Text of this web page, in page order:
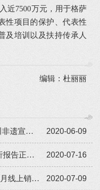
近7500万元，用于格萨
性项目的保护、代表性
及培训以及扶持传承人
编辑：杜丽丽
2020-06-09
2020年“文化和自然遗产日”四川非遗宣传展示系列活动即将启动
2020-07-16
2020文化和自然遗产日数据分析报告正式发布
2020-07-09
玩转“云上购物节” 浙江非遗2个月线上销售额近9亿元